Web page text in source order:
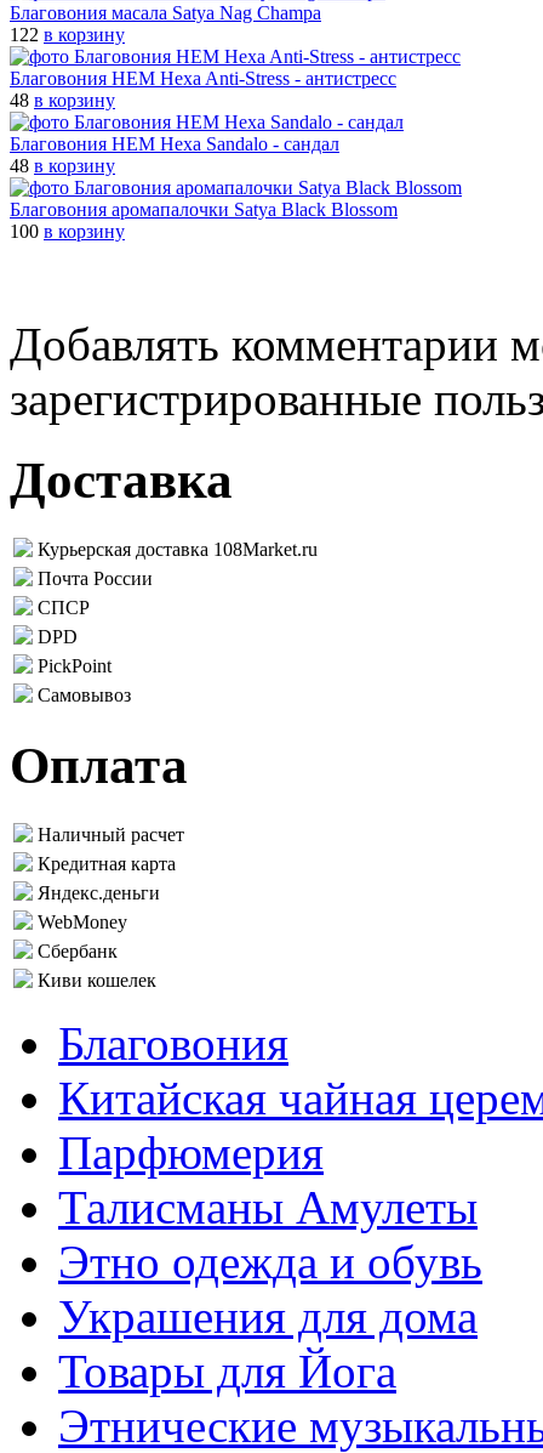
Благовония масала Satya Nag Champa
122 в корзину
Благовония HEM Hexa Anti-Stress - антистресс
48 в корзину
Благовония HEM Hexa Sandalo - сандал
48 в корзину
Благовония аромапалочки Satya Black Blossom
100 в корзину
Добавлять комментарии
зарегистрированные
Доставка
Курьерская доставка 108Market.ru
Почта России
СПСР
DPD
PickPoint
Самовывоз
Оплата
Наличный расчет
Кредитная карта
Яндекс.деньги
WebMoney
Сбербанк
Киви кошелек
Благовония
Китайская чайная
Парфюмерия
Талисманы Амулеты
Этно одежда и обувь
Украшения для дома
Товары для Йога
Этнические